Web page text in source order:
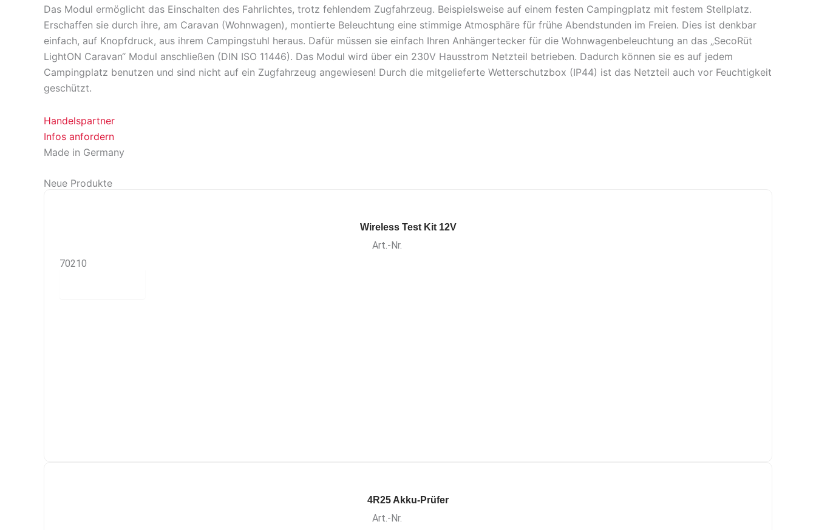
Das Modul ermöglicht das Einschalten des Fahrlichtes, trotz fehlendem Zugfahrzeug. Beispielsweise auf einem festen Campingplatz mit festem Stellplatz.
Erschaffen sie durch ihre, am Caravan (Wohnwagen), montierte Beleuchtung eine stimmige Atmosphäre für frühe Abendstunden im Freien. Dies ist denkbar
einfach, auf Knopfdruck, aus ihrem Campingstuhl heraus. Dafür müssen sie einfach Ihren Anhängertecker für die Wohnwagenbeleuchtung an das „SecoRüt
LightON Caravan“ Modul anschließen (DIN ISO 11446). Das Modul wird über ein 230V Hausstrom Netzteil betrieben. Dadurch können sie es auf jedem
Campingplatz benutzen und sind nicht auf ein Zugfahrzeug angewiesen! Durch die mitgelieferte Wetterschutzbox (IP44) ist das Netzteil auch vor Feuchtigkeit
geschützt.
Handelspartner
Infos anfordern
Made in Germany
Neue Produkte
Wireless Test Kit 12V
Art.-Nr.
70210
4R25 Akku-Prüfer
Art.-Nr.